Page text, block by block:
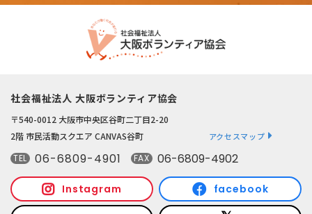
社会福祉法人 大阪ボランティア協会
〒540-0012 大阪市中央区谷町二丁目2-20
2階 市民活動スクエア CANVAS谷町
アクセスマップ
TEL 06-6809-4901 FAX 06-6809-4902
Instagram facebook